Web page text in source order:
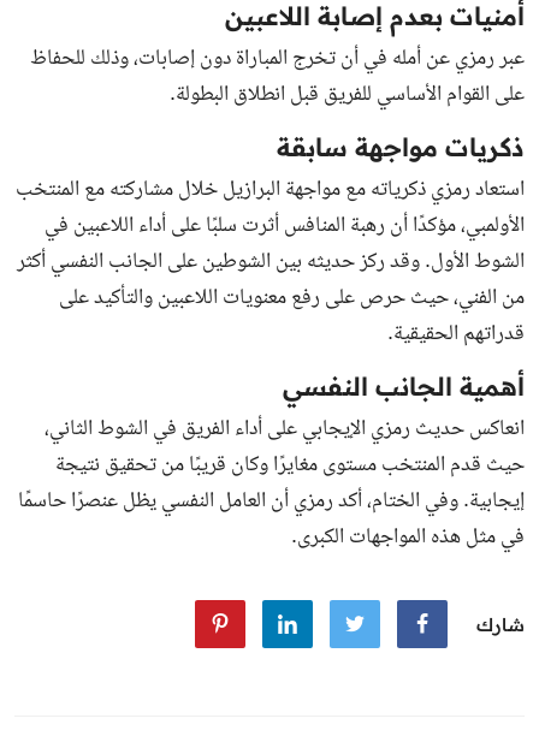
أمنيات بعدم إصابة اللاعبين
عبر رمزي عن أمله في أن تخرج المباراة دون إصابات، وذلك للحفاظ
على القوام الأساسي للفريق قبل انطلاق البطولة.
ذكريات مواجهة سابقة
استعاد رمزي ذكرياته مع مواجهة البرازيل خلال مشاركته مع المنتخب
الأولمبي، مؤكدًا أن رهبة المنافس أثرت سلبًا على أداء اللاعبين في
الشوط الأول. وقد ركز حديثه بين الشوطين على الجانب النفسي أكثر
من الفني، حيث حرص على رفع معنويات اللاعبين والتأكيد على
قدراتهم الحقيقية.
أهمية الجانب النفسي
انعاكس حديث رمزي الإيجابي على أداء الفريق في الشوط الثاني،
حيث قدم المنتخب مستوى مغايرًا وكان قريبًا من تحقيق نتيجة
إيجابية. وفي الختام، أكد رمزي أن العامل النفسي يظل عنصرًا حاسمًا
في مثل هذه المواجهات الكبرى.
شارك